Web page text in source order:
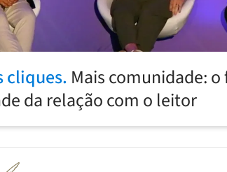
cliques. Mais comunidade:
da relação com o leitor